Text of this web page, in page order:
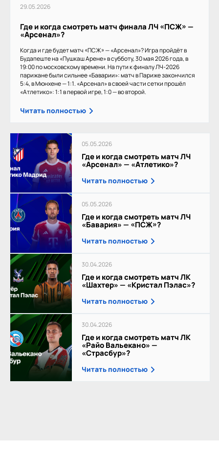
29.05.2026
Где и когда смотреть матч финала ЛЧ «ПСЖ» —
«Арсенал»?
Когда и где будет матч «ПСЖ» — «Арсенал»? Игра пройдёт в
Будапеште на «Пушкаш Арене» в субботу, 30 мая 2026 года, в
19:00 по московскому времени. На пути к финалу ЛЧ-2026
парижане были сильнее «Баварии»: матч в Париже закончился
5:4, в Мюнхене — 1:1. «Арсенал» в своей части сетки прошёл
«Атлетико»: 1:1 в первой игре, 1:0 — во второй.
Читать полностью
05.05.2026
Где и когда смотреть матч ЛЧ
«Арсенал» — «Атлетико»?
Читать полностью
05.05.2026
Где и когда смотреть матч ЛЧ
«Бавария» — «ПСЖ»?
Читать полностью
30.04.2026
Где и когда смотреть матч ЛК
«Шахтер» — «Кристал Пэлас»?
Читать полностью
30.04.2026
Где и когда смотреть матч ЛК
«Райо Вальекано» —
«Страсбур»?
Читать полностью